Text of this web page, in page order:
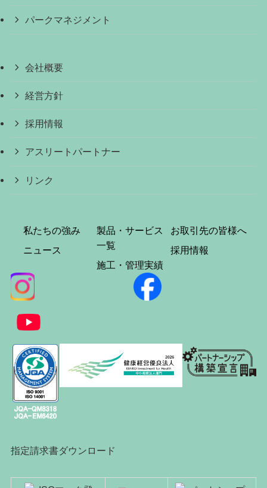
パークマネジメント
会社概要
経営方針
採用情報
アスリートパートナー
リンク
私たちの強み
ニュース
製品・サービス
一覧
施工・管理実績
お取引先の皆様へ
採用情報
指定請求書ダウンロード